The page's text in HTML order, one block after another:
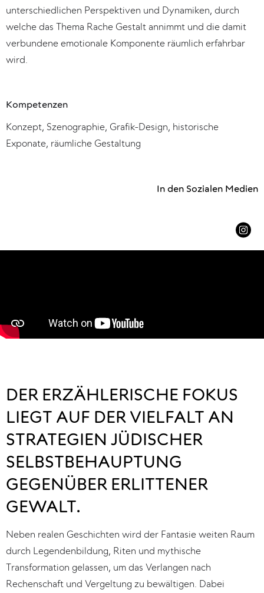
unterschiedlichen Perspektiven und Dynamiken, durch
welche das Thema Rache Gestalt annimmt und die damit
verbundene emotionale Komponente räumlich erfahrbar
wird.
Kompetenzen
Konzept, Szenographie, Grafik-Design, historische
Exponate, räumliche Gestaltung
In den Sozialen Medien
DER ERZÄHLERISCHE FOKUS
LIEGT AUF DER VIELFALT AN
STRATEGIEN JÜDISCHER
SELBSTBEHAUPTUNG
GEGENÜBER ERLITTENER
GEWALT.
Neben realen Geschichten wird der Fantasie weiten Raum
durch Legendenbildung, Riten und mythische
Transformation gelassen, um das Verlangen nach
Rechenschaft und Vergeltung zu bewältigen. Dabei